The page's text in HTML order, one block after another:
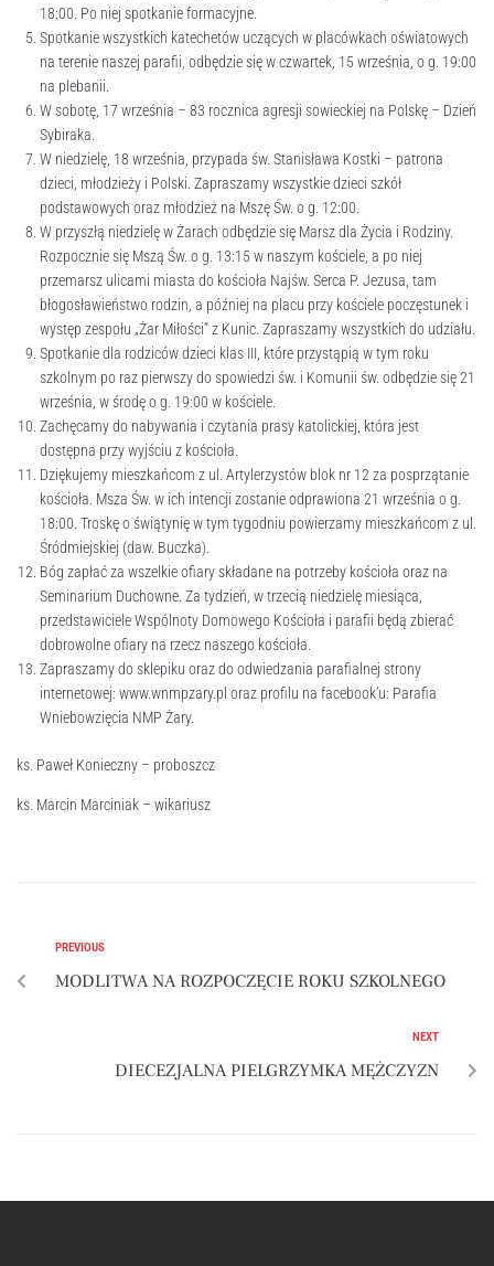
18:00. Po niej spotkanie formacyjne.
Spotkanie wszystkich katechetów uczących w placówkach oświatowych
na terenie naszej parafii, odbędzie się w czwartek, 15 września, o g. 19:00
na plebanii.
W sobotę, 17 września – 83 rocznica agresji sowieckiej na Polskę – Dzień
Sybiraka.
W niedzielę, 18 września, przypada św. Stanisława Kostki – patrona
dzieci, młodzieży i Polski. Zapraszamy wszystkie dzieci szkół
podstawowych oraz młodzież na Mszę Św. o g. 12:00.
W przyszłą niedzielę w Żarach odbędzie się Marsz dla Życia i Rodziny.
Rozpocznie się Mszą Św. o g. 13:15 w naszym kościele, a po niej
przemarsz ulicami miasta do kościoła Najśw. Serca P. Jezusa, tam
błogosławieństwo rodzin, a później na placu przy kościele poczęstunek i
występ zespołu „Żar Miłości” z Kunic. Zapraszamy wszystkich do udziału.
Spotkanie dla rodziców dzieci klas III, które przystąpią w tym roku
szkolnym po raz pierwszy do spowiedzi św. i Komunii św. odbędzie się 21
września, w środę o g. 19:00 w kościele.
Zachęcamy do nabywania i czytania prasy katolickiej, która jest
dostępna przy wyjściu z kościoła.
Dziękujemy mieszkańcom z ul. Artylerzystów blok nr 12 za posprzątanie
kościoła. Msza Św. w ich intencji zostanie odprawiona 21 września o g.
18:00. Troskę o świątynię w tym tygodniu powierzamy mieszkańcom z ul.
Śródmiejskiej (daw. Buczka).
Bóg zapłać za wszelkie ofiary składane na potrzeby kościoła oraz na
Seminarium Duchowne. Za tydzień, w trzecią niedzielę miesiąca,
przedstawiciele Wspólnoty Domowego Kościoła i parafii będą zbierać
dobrowolne ofiary na rzecz naszego kościoła.
Zapraszamy do sklepiku oraz do odwiedzania parafialnej strony
internetowej: www.wnmpzary.pl oraz profilu na facebook’u: Parafia
Wniebowzięcia NMP Żary.
ks. Paweł Konieczny – proboszcz
ks. Marcin Marciniak – wikariusz
PREVIOUS
MODLITWA NA ROZPOCZĘCIE ROKU SZKOLNEGO
NEXT
DIECEZJALNA PIELGRZYMKA MĘŻCZYZN